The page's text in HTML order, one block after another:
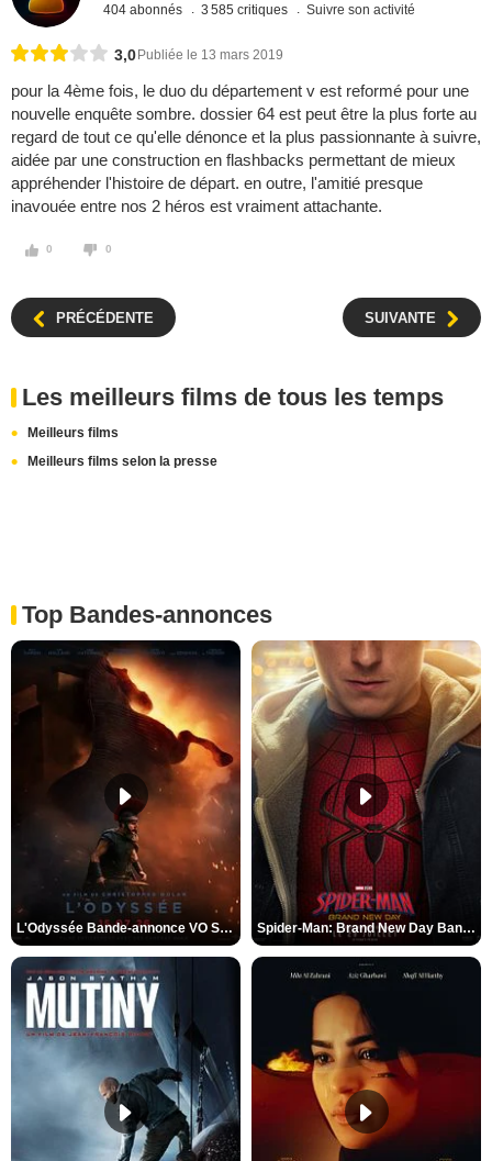
404 abonnés 3 585 critiques Suivre son activité
3,0 Publiée le 13 mars 2019
pour la 4ème fois, le duo du département v est reformé pour une
nouvelle enquête sombre. dossier 64 est peut être la plus forte au
regard de tout ce qu'elle dénonce et la plus passionnante à suivre,
aidée par une construction en flashbacks permettant de mieux
appréhender l'histoire de départ. en outre, l'amitié presque
inavouée entre nos 2 héros est vraiment attachante.
0 0
PRÉCÉDENTE SUIVANTE
Les meilleurs films de tous les temps
Meilleurs films
Meilleurs films selon la presse
Top Bandes-annonces
L'Odyssée Bande-annonce VO STFR Spider-Man: Brand New Day Bande-annonce VO STFR